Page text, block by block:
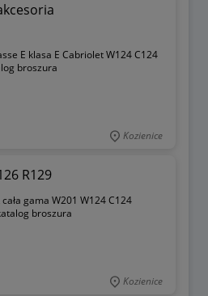
E klasa E Cabriolet W124 C124
broszura
Kozienice
R129
gama W201 W124 C124
broszura
Kozienice